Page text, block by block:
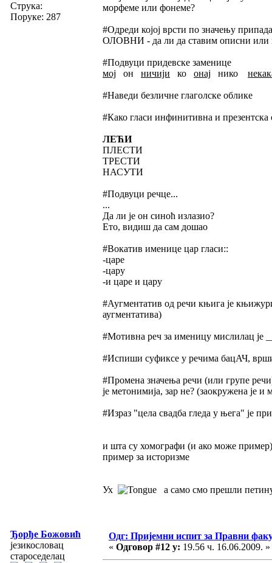
Струка:
Поруке: 287
морфеме или фонеме?
#Одреди којој врсти по значењу
ОЛОВНИ - да ли да ставим описни или
#Подвуци придевске заменице
мој он ничији ко онај нико
#Наведи безличне глаголске облике
#Како гласи инфинитивна и презентска
ЛЕЋИ
ПЛЕСТИ
ТРЕСТИ
НАСУТИ
#Подвуци речце...
...
Да ли је он синоћ излазио?
Ето, видиш да сам дошао
#Вокатив именице цар гласи::
-царе
-цару
-и царе и цару
#Аугментатив од речи књига је
аугментатива)
#Мотивна реч за именицу мислилац је
#Испиши суфиксе у речима бацАЧ,
#Промена значења речи (или групе
је метонимија, зар не? (заокружена је и
#Израз "цела свадба гледа у њега" је
и шта су хомографи (и ако може
пример за историзме
Ух а само смо прешли
Ђорђе Божовић
језикословац
староседелац
Одг: Пријемни испит за Правни
« Одговор #12 у: 19.56 ч. 16.06.2009. »